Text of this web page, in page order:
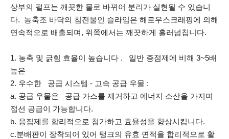
상부의 펄프는 깨끗한 물로 바뀌어 분리가 실현될 수 있습니
다. 농축조 바닥의 침전물인 슬라임은 해로우스크래핑에 의해
연속적으로 배출되며, 위쪽에서는 깨끗하게 흘러넘칩니다.
1. 농축 및 긁힘 효율이 높습니다 . 일반 증점제에 비해 3~5배
높은
2. 우수한 공급 시스템 - 고속 공급 우물 :
a. 공급 우물은 공급 가스를 제거하고 에너지 소산을 가지며
접선 공급이 가능합니다.
b. 응집제를 합리적으로 첨가하고 효율성을 향상시킵니다.
c.분배판이 장착되어 있어 탱크의 유효 면적을 합리적으로 활